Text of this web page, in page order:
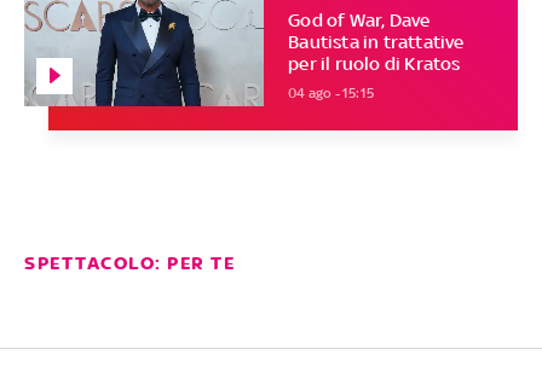
God of War, Dave
Bautista in trattative
per il ruolo di Kratos
04 ago - 15:15
SPETTACOLO: PER TE